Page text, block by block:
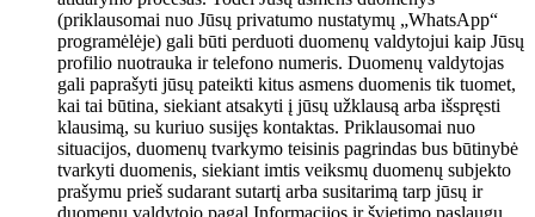
(priklausomai nuo Jūsų privatumo nustatymų „WhatsApp“
programėlėje) gali būti perduoti duomenų valdytojui kaip Jūsų
profilio nuotrauka ir telefono numeris. Duomenų valdytojas
gali paprašyti jūsų pateikti kitus asmens duomenis tik tuomet,
kai tai būtina, siekiant atsakyti į jūsų užklausą arba išspręsti
klausimą, su kuriuo susijęs kontaktas. Priklausomai nuo
situacijos, duomenų tvarkymo teisinis pagrindas bus būtinybė
tvarkyti duomenis, siekiant imtis veiksmų duomenų subjekto
prašymu prieš sudarant sutartį arba susitarimą tarp jūsų ir
duomenų valdytojo pagal Informacijos ir švietimo paslaugų